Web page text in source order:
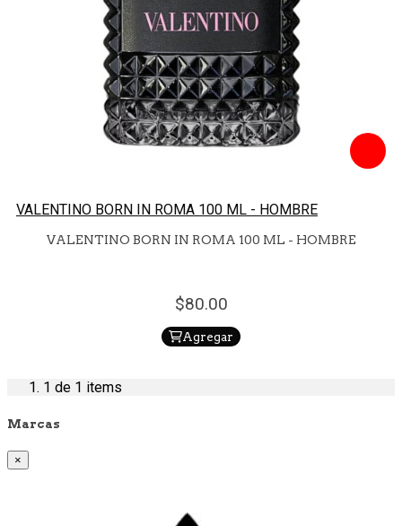
VALENTINO BORN IN ROMA 100 ML - HOMBRE
VALENTINO BORN IN ROMA 100 ML - HOMBRE
80.00
Agregar
1 de 1 items
Marcas
×